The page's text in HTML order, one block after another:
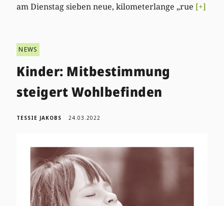
am Dienstag sieben neue, kilometerlange „rue [+]
NEWS
Kinder: Mitbestimmung
steigert Wohlbefinden
TESSIE JAKOBS 24.03.2022